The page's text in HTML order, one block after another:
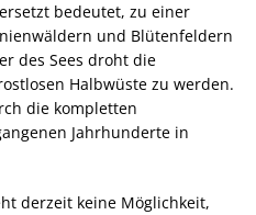
bedeutet, zu einer
und Blütenfeldern
des Sees droht die
Halbwüste zu werden.
die kompletten
Jahrhunderte in
derzeit keine Möglichkeit,